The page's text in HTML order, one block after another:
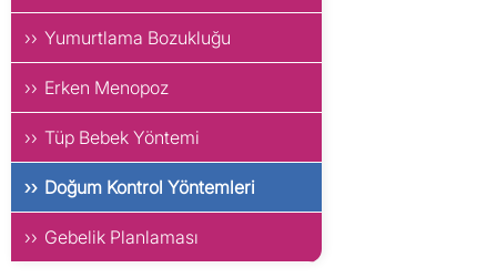
Yumurtlama Bozukluğu
Erken Menopoz
Tüp Bebek Yöntemi
Doğum Kontrol Yöntemleri
Gebelik Planlaması